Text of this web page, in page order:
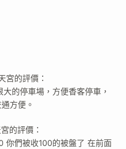
宮的評價：
的停車場，方便香客停車，
方便。
的評價：
你們被收100的被盤了 在前面